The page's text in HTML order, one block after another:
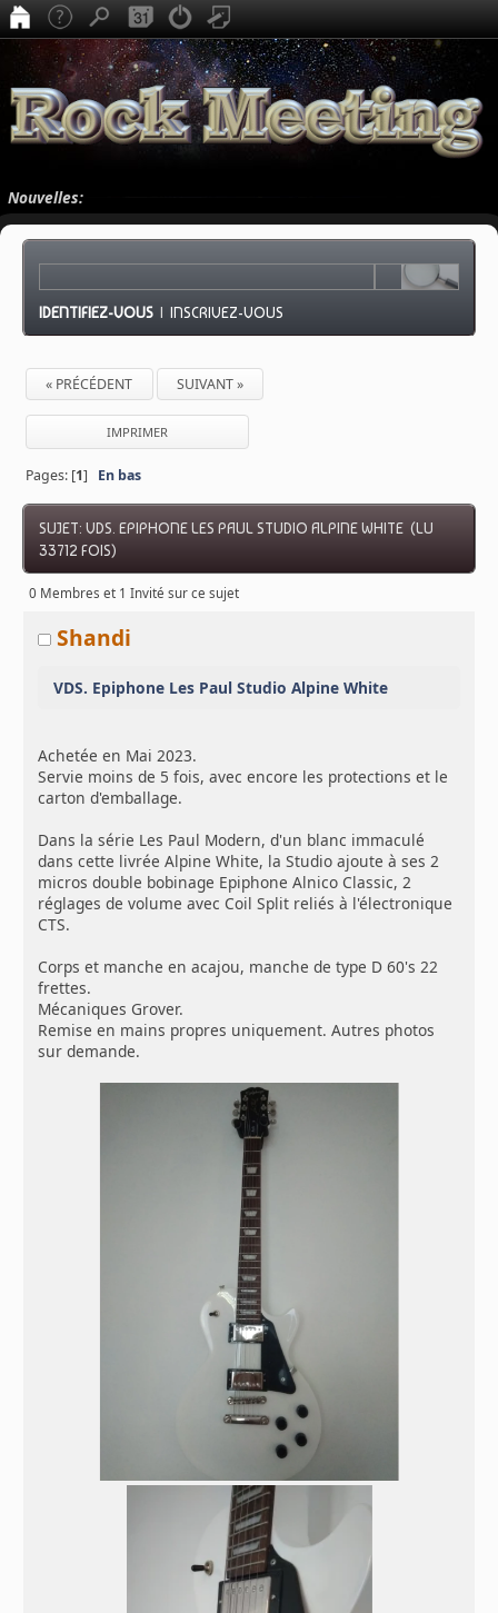
Nouvelles:
IDENTIFIEZ-VOUS |INSCRIVEZ-VOUS
« PRÉCÉDENT SUIVANT »
IMPRIMER
Pages: [1] En bas
SUJET: VDS. EPIPHONE LES PAUL STUDIO ALPINE WHITE (LU
33712 FOIS)
0 Membres et 1 Invité sur ce sujet
Shandi
VDS. Epiphone Les Paul Studio Alpine White
Achetée en Mai 2023.
Servie moins de 5 fois, avec encore les protections et le
carton d'emballage.
Dans la série Les Paul Modern, d'un blanc immaculé
dans cette livrée Alpine White, la Studio ajoute à ses 2
micros double bobinage Epiphone Alnico Classic, 2
réglages de volume avec Coil Split reliés à l'électronique
CTS.
Corps et manche en acajou, manche de type D 60's 22
frettes.
Mécaniques Grover.
Remise en mains propres uniquement. Autres photos
sur demande.